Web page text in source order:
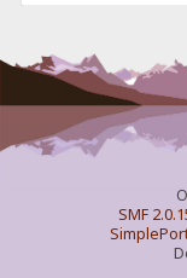
SMF